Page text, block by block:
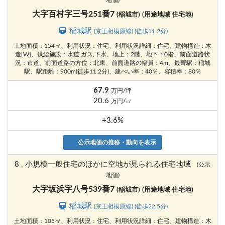
大字百村字三号251番7 (稲城市) (用途地域 住宅地)
稲城駅 (京王相模原線) (徒歩11.2分)
土地面積：154㎡、利用状況：住宅、利用状況詳細：住宅、建物構造：木
造[W]、供給施設：水道,ガス,下水、地上：2階、地下：0階、前面道路状
況：市道、前面道路の方位：北東、前面道路の幅員：4m、最寄駅：稲城
駅、駅距離：900m(徒歩11.2分)、建ぺい率；40％、容積率：80％
67.9 万円/坪
20.6 万円/㎡
+3.6%
公示地価の推移・動向を表示
8 . 小規模一般住宅のほかに空地が見られる住宅地域
(公示
地価)
大字坂浜字八号539番7 (稲城市) (用途地域 住宅地)
稲城駅 (京王相模原線) (徒歩22.5分)
土地面積：105㎡、利用状況：住宅、利用状況詳細：住宅、建物構造：木